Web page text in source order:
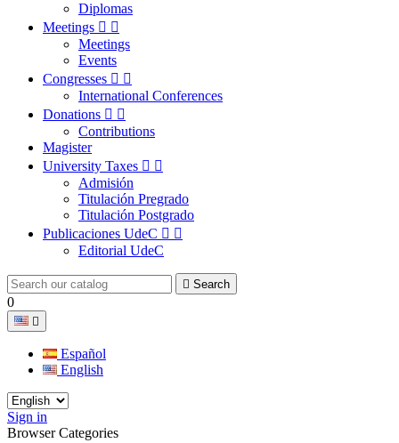
Diplomas
Meetings  
Meetings
Events
Congresses  
International Conferences
Donations  
Contributions
Magister
University Taxes  
Admisión
Titulación Pregrado
Titulación Postgrado
Publicaciones UdeC  
Editorial UdeC
 Search
0

Español
English
Sign in
Browser Categories